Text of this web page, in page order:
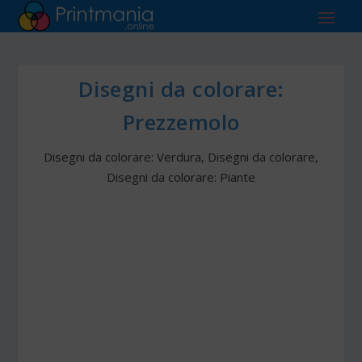
Disegni da colorare:
Prezzemolo
Disegni da colorare: Verdura, Disegni da colorare,
Disegni da colorare: Piante